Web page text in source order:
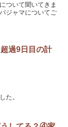
ついて聞いてきま
ジャマについてご
過9日目の計
た。